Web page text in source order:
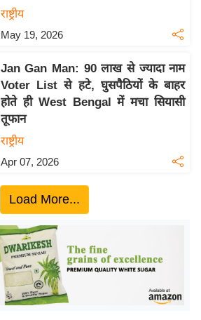
राष्ट्रीय
May 19, 2026
Jan Gan Man: 90 लाख से ज्यादा नाम
Voter List से हटे, घुसपैठियों के बाहर
होते ही West Bengal में मचा सियासी
तूफान
राष्ट्रीय
Apr 07, 2026
Load More...